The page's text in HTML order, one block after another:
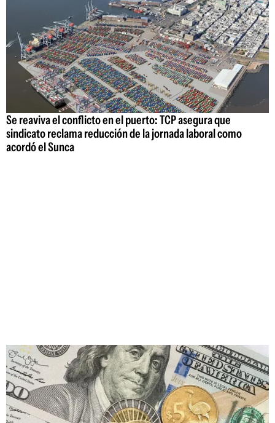
Se reaviva el conflicto en el puerto: TCP asegura que
sindicato reclama reducción de la jornada laboral como
acordó el Sunca